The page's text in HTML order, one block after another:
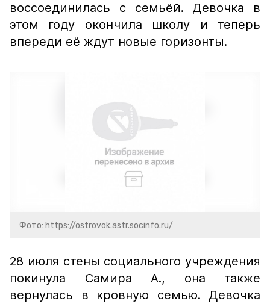
воссоединилась с семьёй. Девочка в
этом году окончила школу и теперь
впереди её ждут новые горизонты.
Фото: https://ostrovok.astr.socinfo.ru/
28 июля стены социального учреждения
покинула Самира А., она также
вернулась в кровную семью. Девочка